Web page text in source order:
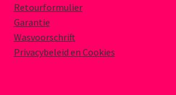
Retourformulier
Garantie
Wasvoorschrift
Privacybeleid en Cookies